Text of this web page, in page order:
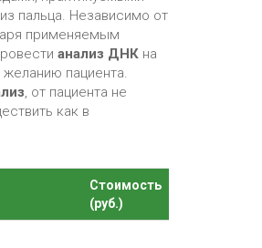
пальца. Независимо от
применяемым
анализ ДНК на
пациента.
, от пациента не
как в
Стоимость
(руб.)